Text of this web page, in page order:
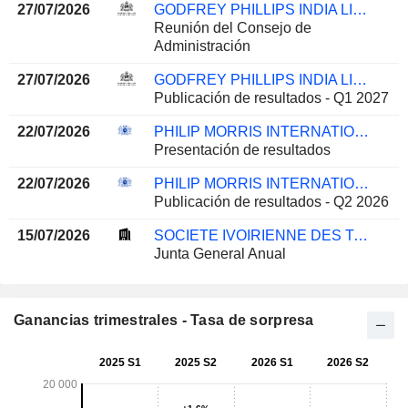
27/07/2026
GODFREY PHILLIPS INDIA LIMITED
Reunión del Consejo de
Administración
27/07/2026
GODFREY PHILLIPS INDIA LIMITED
Publicación de resultados - Q1 2027
22/07/2026
PHILIP MORRIS INTERNATIONAL, INC.
Presentación de resultados
22/07/2026
PHILIP MORRIS INTERNATIONAL, INC.
Publicación de resultados - Q2 2026
15/07/2026
SOCIETE IVOIRIENNE DES TABACS S A
Junta General Anual
Ganancias trimestrales - Tasa de sorpresa